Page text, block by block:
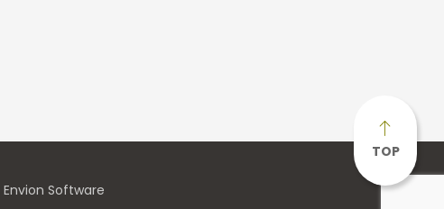
TOP
Envion Software